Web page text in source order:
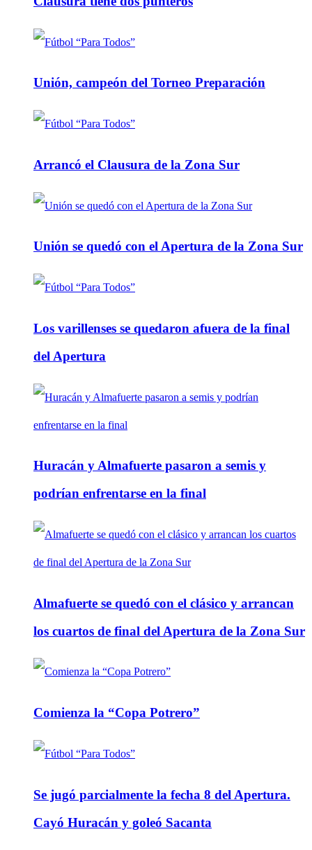
Unión, campeón del Torneo Preparación
Arrancó el Clausura de la Zona Sur
Unión se quedó con el Apertura de la Zona Sur
Los varillenses se quedaron afuera de la final
del Apertura
Huracán y Almafuerte pasaron a semis y
podrían enfrentarse en la final
Almafuerte se quedó con el clásico y arrancan
los cuartos de final del Apertura de la Zona Sur
Comienza la “Copa Potrero”
Se jugó parcialmente la fecha 8 del Apertura.
Cayó Huracán y goleó Sacanta